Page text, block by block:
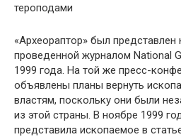
тероподами
«Археораптор» был
проведенной журналом National
1999 года. На той же пресс-
объявлены планы вернуть
властям, поскольку они были
из этой страны. В ноябре 1999
представила ископаемое в